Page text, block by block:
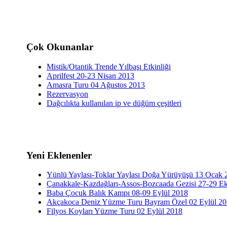
Çok Okunanlar
Mistik/Otantik Trende Yılbaşı Etkinliği
Aprilfest 20-23 Nisan 2013
Amasra Turu 04 Ağustos 2013
Rezervasyon
Dağcılıkta kullanılan ip ve düğüm çeşitleri
Yeni Eklenenler
Yünlü Yaylası-Toklar Yaylası Doğa Yürüyüşü 13 Ocak
Çanakkale-Kazdağları-Assos-Bozcaada Gezisi 27-29
Baba Çocuk Balık Kampı 08-09 Eylül 2018
Akçakoca Deniz Yüzme Turu Bayram Özel 02 Eylül
Filyos Koyları Yüzme Turu 02 Eylül 2018